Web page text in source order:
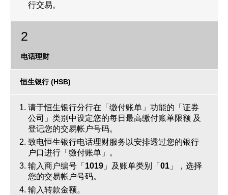
更新个人资料
网络安全意识
友情连结
行交易。
2
电话理财
恒生银行 (HSB)
请于恒生银行分行在「缴付账单」功能的「证券
公司」类别中设定您的每日最高缴付账单限额 及
登记您的交易帐户号码。
致电恒生银行电话理财服务以安排透过您的银行
户口进行「缴付账单」。
输入商户编号「 1019 」及账单类别「 01 」，选择
您的交易帐户号码。
输入转款金额。